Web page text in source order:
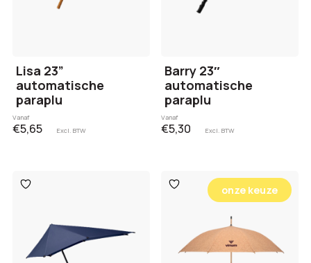
Lisa 23”
automatische
paraplu
Vanaf
€5,65 Excl. BTW
Barry 23″
automatische
paraplu
Vanaf
€5,30 Excl. BTW
Toevoegen
aan
Toevoegen
aan
verlanglijst
onze keuze